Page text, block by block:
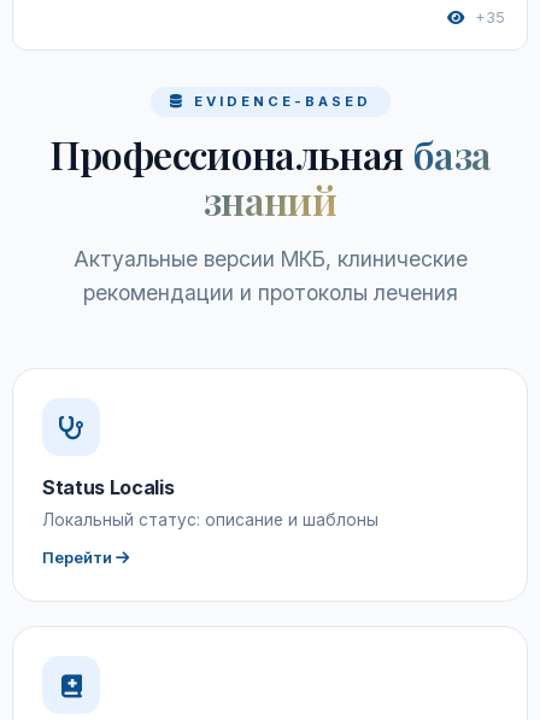
+35
EVIDENCE-BASED
Профессиональная база
знаний
Актуальные версии МКБ, клинические
рекомендации и протоколы лечения
Status Localis
Локальный статус: описание и шаблоны
Перейти